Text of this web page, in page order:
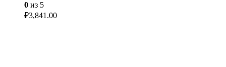
0 из 5
₽3,841.00